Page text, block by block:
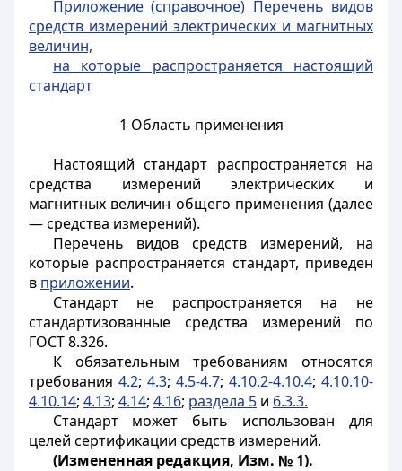
Приложение (справочное) Перечень видов
средств измерений электрических и магнитных
величин,
на которые распространяется настоящий
стандарт
1 Область применения
Настоящий стандарт распространяется на
средства измерений электрических и
магнитных величин общего применения (далее
— средства измерений).
Перечень видов средств измерений, на
которые распространяется стандарт, приведен
в приложении.
Стандарт не распространяется на не
стандартизованные средства измерений по
ГОСТ 8.326.
К обязательным требованиям относятся
требования 4.2; 4.3; 4.5-4.7; 4.10.2-4.10.4; 4.10.10-
4.10.14; 4.13; 4.14; 4.16; раздела 5 и 6.3.3.
Стандарт может быть использован для
целей сертификации средств измерений.
(Измененная редакция, Изм. № 1).